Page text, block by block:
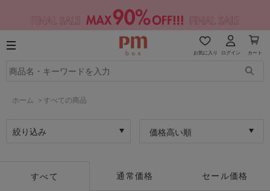
お気に入り ログイン カート
ホーム > すべての商品
絞り込み 価格高い順
すべて 通常価格 セール価格